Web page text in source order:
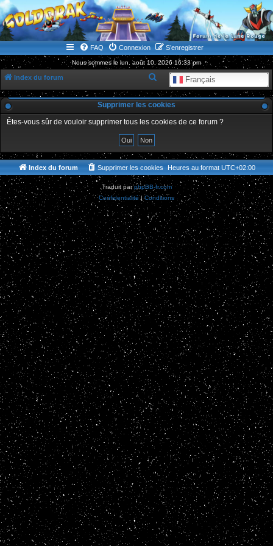
WWW.GOLDORAKGO.COM
le site de la Lune Rouge
FAQ Connexion S’enregistrer
Nous sommes le lun. août 10, 2026 16:33 pm
Index du forum Français
e
c
h
h
e
r
Supprimer les cookies
Êtes-vous sûr de vouloir supprimer tous les cookies de ce forum ?
Index du forum Heures au format UTC+02:00
Supprimer les cookies
Traduit parphpBB-fr.com
Confidentialité|Conditions